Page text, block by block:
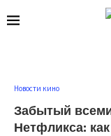
Новости кино
Забытый
Нетфликса: